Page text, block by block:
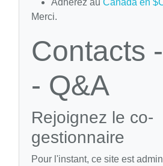
Adhérez au Canada en
Merci.
Contacts
- Q&A
Rejoignez le co-
gestionnaire
Pour l'instant, ce site est